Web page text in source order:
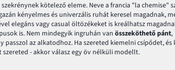
kötelező eleme. Neve a francia "la
kényelmes és univerzális ruhát keresel
elegáns vagy casual öltözékeket is kreálhatsz
is. Nem mindegyik ingruhán van összeköthető pánt,
az alkatodhoz. Ha szereted kiemelni csípődet,
- akkor válasz egy öv nélküli modellt.